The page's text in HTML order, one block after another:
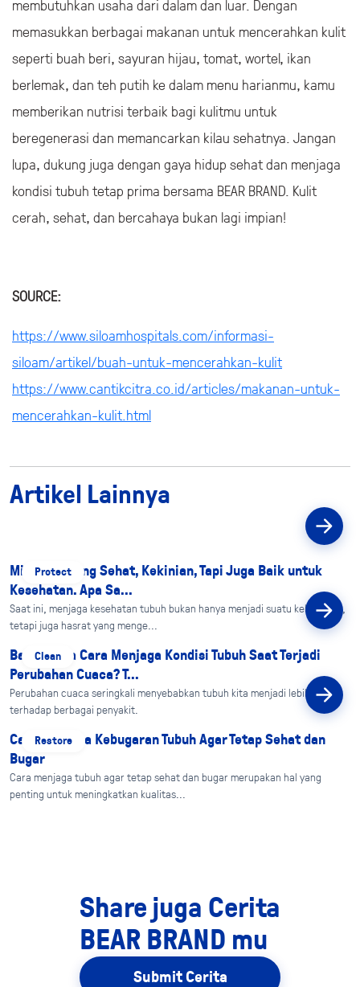
membutuhkan usaha dari dalam dan luar. Dengan
memasukkan berbagai makanan untuk mencerahkan kulit
seperti buah beri, sayuran hijau, tomat, wortel, ikan
berlemak, dan teh putih ke dalam menu harianmu, kamu
memberikan nutrisi terbaik bagi kulitmu untuk
beregenerasi dan memancarkan kilau sehatnya. Jangan
lupa, dukung juga dengan gaya hidup sehat dan menjaga
kondisi tubuh tetap prima bersama BEAR BRAND. Kulit
cerah, sehat, dan bercahaya bukan lagi impian!
SOURCE:
https://www.siloamhospitals.com/informasi-
siloam/artikel/buah-untuk-mencerahkan-kulit
https://www.cantikcitra.co.id/articles/makanan-untuk-
mencerahkan-kulit.html
Artikel Lainnya
Protect
Minuman yang Sehat, Kekinian, Tapi Juga Baik untuk
Kesehatan. Apa Sa...
Saat ini, menjaga kesehatan tubuh bukan hanya menjadi suatu kebutuhan,
tetapi juga hasrat yang menge...
Clean
Bagaimana Cara Menjaga Kondisi Tubuh Saat Terjadi
Perubahan Cuaca? T...
Perubahan cuaca seringkali menyebabkan tubuh kita menjadi lebih rentan
terhadap berbagai penyakit.
Restore
Cara Menjaga Kebugaran Tubuh Agar Tetap Sehat dan
Bugar
Cara menjaga tubuh agar tetap sehat dan bugar merupakan hal yang
penting untuk meningkatkan kualitas...
Share juga Cerita
BEAR BRAND mu
Submit Cerita